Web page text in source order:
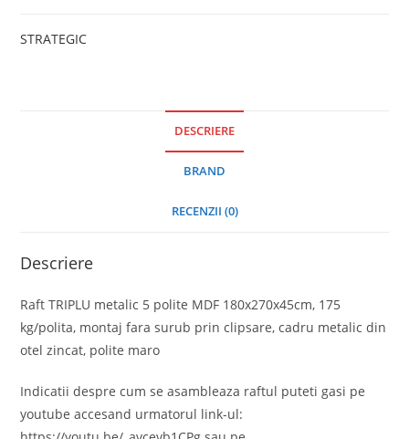
STRATEGIC
DESCRIERE
BRAND
RECENZII (0)
Descriere
Raft TRIPLU metalic 5 polite MDF 180x270x45cm, 175
kg/polita, montaj fara surub prin clipsare, cadru metalic din
otel zincat, polite maro
Indicatii despre cum se asambleaza raftul puteti gasi pe
youtube accesand urmatorul link-ul: